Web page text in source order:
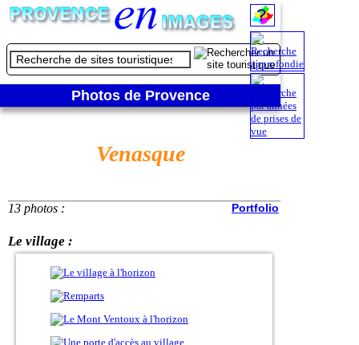
Photos de Provence
Venasque
13 photos : Portfolio
Le village :